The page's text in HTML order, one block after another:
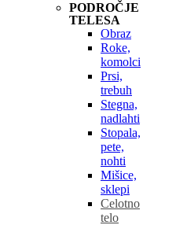
PODROČJE
TELESA
Obraz
Roke,
komolci
Prsi,
trebuh
Stegna,
nadlahti
Stopala,
pete,
nohti
Mišice,
sklepi
Celotno
telo